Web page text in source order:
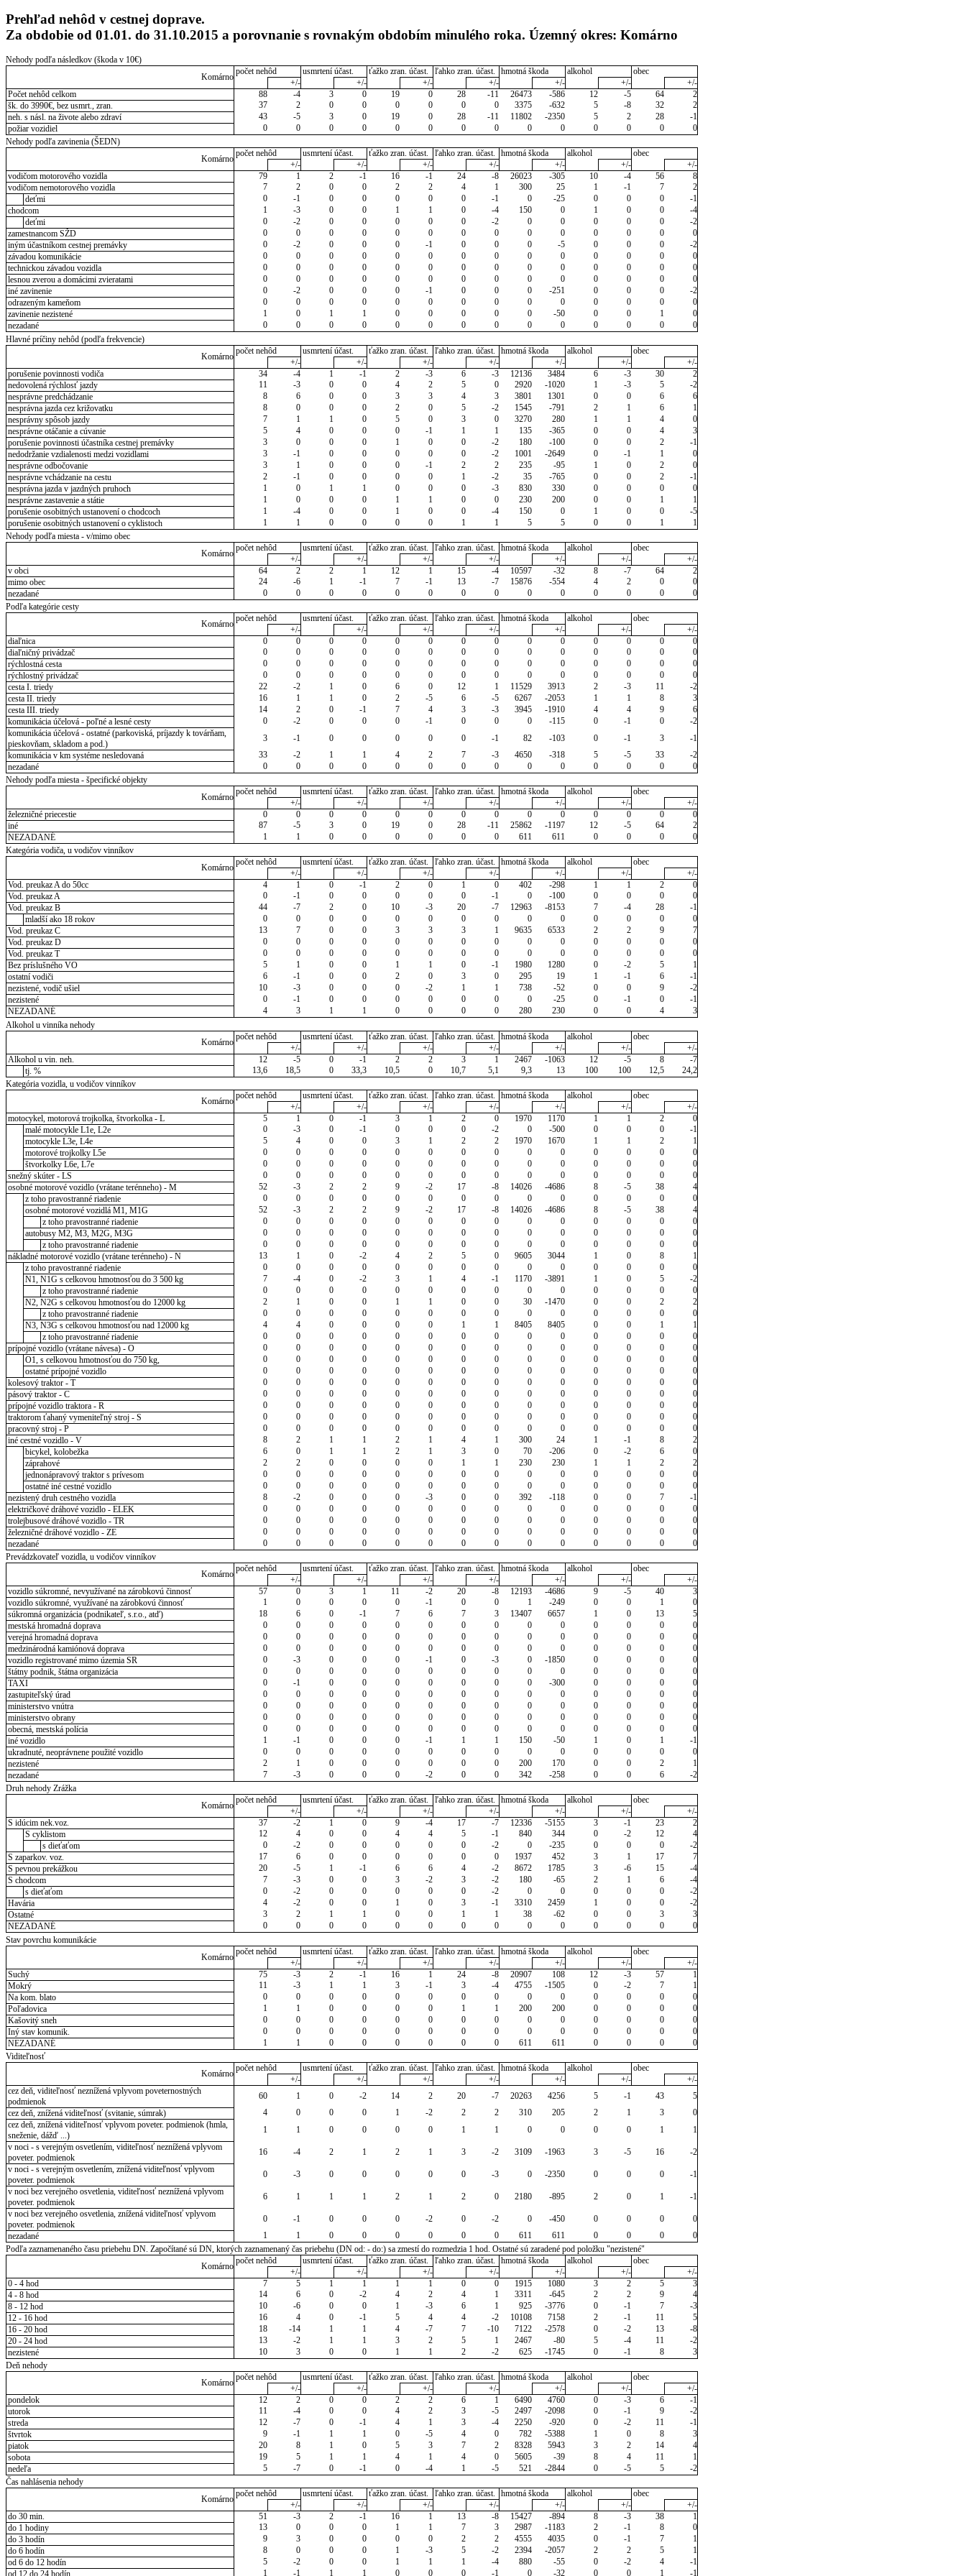
Prehľad nehôd v cestnej doprave.
Za obdobie od 01.01. do 31.10.2015 a porovnanie s rovnakým obdobím minulého roka. Územný okres: Komárno
Nehody podľa následkov (škoda v 10€)
Komárno
počet nehôd usmrtení účast. ťažko zran. účast. ľahko zran. účast. hmotná škoda alkohol
obec
+/-
+/- +/- +/- +/- +/-
+/-
Počet nehôd celkom
88 -4 3 0 19 0 28 -11 26473 -586 12 -5 64
2
šk. do 3990€, bez usmrt., zran.
37 2 0 0 0 0 0 0 3375 -632 5 -8 32
2
neh. s násl. na živote alebo zdraví
43 -5 3 0 19 0 28 -11 11802 -2350 5 2 28
-1
požiar vozidiel
0 0 0 0 0 0 0 0 0 0 0 0 0
0
Nehody podľa zavinenia (ŠEDN)
Komárno
počet nehôd usmrtení účast. ťažko zran. účast. ľahko zran. účast. hmotná škoda alkohol
obec
+/-
+/- +/- +/- +/- +/-
+/-
vodičom motorového vozidla
79 1 2 -1 16 -1 24 -8 26023 -305 10 -4 56
8
vodičom nemotorového vozidla
7 2 0 0 2 2 4 1 300 25 1 -1 7
2
deťmi
0 -1 0 0 0 0 0 -1 0 -25 0 0 0
-1
chodcom
1 -3 0 0 1 1 0 -4 150 0 1 0 0
-4
deťmi
0 -2 0 0 0 0 0 -2 0 0 0 0 0
-2
zamestnancom SŽD
0 0 0 0 0 0 0 0 0 0 0 0 0
0
iným účastníkom cestnej premávky
0 -2 0 0 0 -1 0 0 0 -5 0 0 0
-2
závadou komunikácie
0 0 0 0 0 0 0 0 0 0 0 0 0
0
technickou závadou vozidla
0 0 0 0 0 0 0 0 0 0 0 0 0
0
lesnou zverou a domácimi zvieratami
0 0 0 0 0 0 0 0 0 0 0 0 0
0
iné zavinenie
0 -2 0 0 0 -1 0 0 0 -251 0 0 0
-2
odrazeným kameňom
0 0 0 0 0 0 0 0 0 0 0 0 0
0
zavinenie nezistené
1 0 1 1 0 0 0 0 0 -50 0 0 1
0
nezadané
0 0 0 0 0 0 0 0 0 0 0 0 0
0
Hlavné príčiny nehôd (podľa frekvencie)
Komárno
počet nehôd usmrtení účast. ťažko zran. účast. ľahko zran. účast. hmotná škoda alkohol
obec
+/-
+/- +/- +/- +/- +/-
+/-
porušenie povinnosti vodiča
34 -4 1 -1 2 -3 6 -3 12136 3484 6 -3 30
2
nedovolená rýchlosť jazdy
11 -3 0 0 4 2 5 0 2920 -1020 1 -3 5
-2
nesprávne predchádzanie
8 6 0 0 3 3 4 3 3801 1301 0 0 6
6
nesprávna jazda cez križovatku
8 0 0 0 2 0 5 -2 1545 -791 2 1 6
1
nesprávny spôsob jazdy
7 1 1 0 5 0 3 0 3270 280 1 1 4
0
nesprávne otáčanie a cúvanie
5 4 0 0 0 -1 1 1 135 -365 0 0 4
3
porušenie povinnosti účastníka cestnej premávky
3 0 0 0 1 0 0 -2 180 -100 0 0 2
-1
nedodržanie vzdialenosti medzi vozidlami
3 -1 0 0 0 0 0 -2 1001 -2649 0 -1 1
0
nesprávne odbočovanie
3 1 0 0 0 -1 2 2 235 -95 1 0 2
0
nesprávne vchádzanie na cestu
2 -1 0 0 0 0 1 -2 35 -765 0 0 2
-1
nesprávna jazda v jazdných pruhoch
1 0 1 1 0 0 0 -3 830 330 0 0 0
0
nesprávne zastavenie a státie
1 0 0 0 1 1 0 0 230 200 0 0 1
1
porušenie osobitných ustanovení o chodcoch
1 -4 0 0 1 0 0 -4 150 0 1 0 0
-5
porušenie osobitných ustanovení o cyklistoch
1 1 0 0 0 0 1 1 5 5 0 0 1
1
Nehody podľa miesta - v/mimo obec
Komárno
počet nehôd usmrtení účast. ťažko zran. účast. ľahko zran. účast. hmotná škoda alkohol
obec
+/-
+/- +/- +/- +/- +/-
+/-
v obci
64 2 2 1 12 1 15 -4 10597 -32 8 -7 64
2
mimo obec
24 -6 1 -1 7 -1 13 -7 15876 -554 4 2 0
0
nezadané
0 0 0 0 0 0 0 0 0 0 0 0 0
0
Podľa kategórie cesty
Komárno
počet nehôd usmrtení účast. ťažko zran. účast. ľahko zran. účast. hmotná škoda alkohol
obec
+/-
+/- +/- +/- +/- +/-
+/-
diaľnica
0 0 0 0 0 0 0 0 0 0 0 0 0
0
diaľničný privádzač
0 0 0 0 0 0 0 0 0 0 0 0 0
0
rýchlostná cesta
0 0 0 0 0 0 0 0 0 0 0 0 0
0
rýchlostný privádzač
0 0 0 0 0 0 0 0 0 0 0 0 0
0
cesta I. triedy
22 -2 1 0 6 0 12 1 11529 3913 2 -3 11
-2
cesta II. triedy
16 1 1 0 2 -5 6 -5 6267 -2053 1 1 8
3
cesta III. triedy
14 2 0 -1 7 4 3 -3 3945 -1910 4 4 9
6
komunikácia účelová - poľné a lesné cesty
0 -2 0 0 0 -1 0 0 0 -115 0 -1 0
-2
komunikácia účelová - ostatné (parkoviská, príjazdy k továrňam,
pieskovňam, skladom a pod.)
3 -1 0 0 0 0 0 -1 82 -103 0 -1 3
-1
komunikácia v km systéme nesledovaná
33 -2 1 1 4 2 7 -3 4650 -318 5 -5 33
-2
nezadané
0 0 0 0 0 0 0 0 0 0 0 0 0
0
Nehody podľa miesta - špecifické objekty
Komárno
počet nehôd usmrtení účast. ťažko zran. účast. ľahko zran. účast. hmotná škoda alkohol
obec
+/-
+/- +/- +/- +/- +/-
+/-
železničné priecestie
0 0 0 0 0 0 0 0 0 0 0 0 0
0
iné
87 -5 3 0 19 0 28 -11 25862 -1197 12 -5 64
2
NEZADANÉ
1 1 0 0 0 0 0 0 611 611 0 0 0
0
Kategória vodiča, u vodičov vinníkov
Komárno
počet nehôd usmrtení účast. ťažko zran. účast. ľahko zran. účast. hmotná škoda alkohol
obec
+/-
+/- +/- +/- +/- +/-
+/-
Vod. preukaz A do 50cc
4 1 0 -1 2 0 1 0 402 -298 1 1 2
0
Vod. preukaz A
0 -1 0 0 0 0 0 -1 0 -100 0 0 0
0
Vod. preukaz B
44 -7 2 0 10 -3 20 -7 12963 -8153 7 -4 28
-1
mladší ako 18 rokov
0 0 0 0 0 0 0 0 0 0 0 0 0
0
Vod. preukaz C
13 7 0 0 3 3 3 1 9635 6533 2 2 9
7
Vod. preukaz D
0 0 0 0 0 0 0 0 0 0 0 0 0
0
Vod. preukaz T
0 0 0 0 0 0 0 0 0 0 0 0 0
0
Bez príslušného VO
5 1 0 0 1 1 0 -1 1980 1280 0 -2 5
1
ostatní vodiči
6 -1 0 0 2 0 3 0 295 19 1 -1 6
-1
nezistené, vodič ušiel
10 -3 0 0 0 -2 1 1 738 -52 0 0 9
-2
nezistené
0 -1 0 0 0 0 0 0 0 -25 0 -1 0
-1
NEZADANÉ
4 3 1 1 0 0 0 0 280 230 0 0 4
3
Alkohol u vinníka nehody
Komárno
počet nehôd usmrtení účast. ťažko zran. účast. ľahko zran. účast. hmotná škoda alkohol
obec
+/-
+/- +/- +/- +/- +/-
+/-
Alkohol u vin. neh.
12 -5 0 -1 2 2 3 1 2467 -1063 12 -5 8
-7
tj. %
13,6 18,5 0 33,3 10,5 0 10,7 5,1 9,3 13 100 100 12,5
24,2
Kategória vozidla, u vodičov vinníkov
Komárno
počet nehôd usmrtení účast. ťažko zran. účast. ľahko zran. účast. hmotná škoda alkohol
obec
+/-
+/- +/- +/- +/- +/-
+/-
motocykel, motorová trojkolka, štvorkolka - L
5 1 0 -1 3 1 2 0 1970 1170 1 1 2
0
malé motocykle L1e, L2e
0 -3 0 -1 0 0 0 -2 0 -500 0 0 0
-1
motocykle L3e, L4e
5 4 0 0 3 1 2 2 1970 1670 1 1 2
1
motorové trojkolky L5e
0 0 0 0 0 0 0 0 0 0 0 0 0
0
štvorkolky L6e, L7e
0 0 0 0 0 0 0 0 0 0 0 0 0
0
snežný skúter - LS
0 0 0 0 0 0 0 0 0 0 0 0 0
0
osobné motorové vozidlo (vrátane terénneho) - M
52 -3 2 2 9 -2 17 -8 14026 -4686 8 -5 38
4
z toho pravostranné riadenie
0 0 0 0 0 0 0 0 0 0 0 0 0
0
osobné motorové vozidlá M1, M1G
52 -3 2 2 9 -2 17 -8 14026 -4686 8 -5 38
4
z toho pravostranné riadenie
0 0 0 0 0 0 0 0 0 0 0 0 0
0
autobusy M2, M3, M2G, M3G
0 0 0 0 0 0 0 0 0 0 0 0 0
0
z toho pravostranné riadenie
0 0 0 0 0 0 0 0 0 0 0 0 0
0
nákladné motorové vozidlo (vrátane terénneho) - N
13 1 0 -2 4 2 5 0 9605 3044 1 0 8
1
z toho pravostranné riadenie
0 0 0 0 0 0 0 0 0 0 0 0 0
0
N1, N1G s celkovou hmotnosťou do 3 500 kg
7 -4 0 -2 3 1 4 -1 1170 -3891 1 0 5
-2
z toho pravostranné riadenie
0 0 0 0 0 0 0 0 0 0 0 0 0
0
N2, N2G s celkovou hmotnosťou do 12000 kg
2 1 0 0 1 1 0 0 30 -1470 0 0 2
2
z toho pravostranné riadenie
0 0 0 0 0 0 0 0 0 0 0 0 0
0
N3, N3G s celkovou hmotnosťou nad 12000 kg
4 4 0 0 0 0 1 1 8405 8405 0 0 1
1
z toho pravostranné riadenie
0 0 0 0 0 0 0 0 0 0 0 0 0
0
prípojné vozidlo (vrátane návesa) - O
0 0 0 0 0 0 0 0 0 0 0 0 0
0
O1, s celkovou hmotnosťou do 750 kg,
0 0 0 0 0 0 0 0 0 0 0 0 0
0
ostatné prípojné vozidlo
0 0 0 0 0 0 0 0 0 0 0 0 0
0
kolesový traktor - T
0 0 0 0 0 0 0 0 0 0 0 0 0
0
pásový traktor - C
0 0 0 0 0 0 0 0 0 0 0 0 0
0
prípojné vozidlo traktora - R
0 0 0 0 0 0 0 0 0 0 0 0 0
0
traktorom ťahaný vymeniteľný stroj - S
0 0 0 0 0 0 0 0 0 0 0 0 0
0
pracovný stroj - P
0 0 0 0 0 0 0 0 0 0 0 0 0
0
iné cestné vozidlo - V
8 2 1 1 2 1 4 1 300 24 1 -1 8
2
bicykel, kolobežka
6 0 1 1 2 1 3 0 70 -206 0 -2 6
0
záprahové
2 2 0 0 0 0 1 1 230 230 1 1 2
2
jednonápravový traktor s prívesom
0 0 0 0 0 0 0 0 0 0 0 0 0
0
ostatné iné cestné vozidlo
0 0 0 0 0 0 0 0 0 0 0 0 0
0
nezistený druh cestného vozidla
8 -2 0 0 0 -3 0 0 392 -118 0 0 7
-1
električkové dráhové vozidlo - ELEK
0 0 0 0 0 0 0 0 0 0 0 0 0
0
trolejbusové dráhové vozidlo - TR
0 0 0 0 0 0 0 0 0 0 0 0 0
0
železničné dráhové vozidlo - ZE
0 0 0 0 0 0 0 0 0 0 0 0 0
0
nezadané
0 0 0 0 0 0 0 0 0 0 0 0 0
0
Prevádzkovateľ vozidla, u vodičov vinníkov
Komárno
počet nehôd usmrtení účast. ťažko zran. účast. ľahko zran. účast. hmotná škoda alkohol
obec
+/-
+/- +/- +/- +/- +/-
+/-
vozidlo súkromné, nevyužívané na zárobkovú činnosť
57 0 3 1 11 -2 20 -8 12193 -4686 9 -5 40
3
vozidlo súkromné, využívané na zárobkovú činnosť
1 0 0 0 0 -1 0 0 1 -249 0 0 1
0
súkromná organizácia (podnikateľ, s.r.o., atď)
18 6 0 -1 7 6 7 3 13407 6657 1 0 13
5
mestská hromadná doprava
0 0 0 0 0 0 0 0 0 0 0 0 0
0
verejná hromadná doprava
0 0 0 0 0 0 0 0 0 0 0 0 0
0
medzinárodná kamiónová doprava
0 0 0 0 0 0 0 0 0 0 0 0 0
0
vozidlo registrované mimo územia SR
0 -3 0 0 0 -1 0 -3 0 -1850 0 0 0
0
štátny podnik, štátna organizácia
0 0 0 0 0 0 0 0 0 0 0 0 0
0
TAXI
0 -1 0 0 0 0 0 0 0 -300 0 0 0
0
zastupiteľský úrad
0 0 0 0 0 0 0 0 0 0 0 0 0
0
ministerstvo vnútra
0 0 0 0 0 0 0 0 0 0 0 0 0
0
ministerstvo obrany
0 0 0 0 0 0 0 0 0 0 0 0 0
0
obecná, mestská polícia
0 0 0 0 0 0 0 0 0 0 0 0 0
0
iné vozidlo
1 -1 0 0 0 -1 1 1 150 -50 1 0 1
-1
ukradnuté, neoprávnene použité vozidlo
0 0 0 0 0 0 0 0 0 0 0 0 0
0
nezistené
2 1 0 0 0 0 0 0 200 170 0 0 2
1
nezadané
7 -3 0 0 0 -2 0 0 342 -258 0 0 6
-2
Druh nehody Zrážka
Komárno
počet nehôd usmrtení účast. ťažko zran. účast. ľahko zran. účast. hmotná škoda alkohol
obec
+/-
+/- +/- +/- +/- +/-
+/-
S idúcim nek.voz.
37 -2 1 0 9 -4 17 -7 12336 -5155 3 -1 23
2
S cyklistom
12 4 0 0 4 4 5 -1 840 344 0 -2 12
4
s dieťaťom
0 -2 0 0 0 0 0 -2 0 -235 0 0 0
-2
S zaparkov. voz.
17 6 0 0 0 0 0 0 1937 452 3 1 17
7
S pevnou prekážkou
20 -5 1 -1 6 6 4 -2 8672 1785 3 -6 15
-4
S chodcom
7 -3 0 0 3 -2 3 -2 180 -65 2 1 6
-4
s dieťaťom
0 -2 0 0 0 0 0 -2 0 0 0 0 0
-2
Havária
4 -2 0 0 1 0 3 -1 3310 2459 1 0 0
-2
Ostatné
3 2 1 1 0 0 1 1 38 -62 0 0 3
3
NEZADANÉ
0 0 0 0 0 0 0 0 0 0 0 0 0
0
Stav povrchu komunikácie
Komárno
počet nehôd usmrtení účast. ťažko zran. účast. ľahko zran. účast. hmotná škoda alkohol
obec
+/-
+/- +/- +/- +/- +/-
+/-
Suchý
75 -3 2 -1 16 1 24 -8 20907 108 12 -3 57
1
Mokrý
11 -3 1 1 3 -1 3 -4 4755 -1505 0 -2 7
1
Na kom. blato
0 0 0 0 0 0 0 0 0 0 0 0 0
0
Poľadovica
1 1 0 0 0 0 1 1 200 200 0 0 0
0
Kašovitý sneh
0 0 0 0 0 0 0 0 0 0 0 0 0
0
Iný stav komunik.
0 0 0 0 0 0 0 0 0 0 0 0 0
0
NEZADANÉ
1 1 0 0 0 0 0 0 611 611 0 0 0
0
Viditeľnosť
Komárno
počet nehôd usmrtení účast. ťažko zran. účast. ľahko zran. účast. hmotná škoda alkohol
obec
+/-
+/- +/- +/- +/- +/-
+/-
cez deň, viditeľnosť neznížená vplyvom poveternostných
podmienok
60 1 0 -2 14 2 20 -7 20263 4256 5 -1 43
5
cez deň, znížená viditeľnosť (svitanie, súmrak)
4 0 0 0 1 -2 2 2 310 205 2 1 3
0
cez deň, znížená viditeľnosť vplyvom poveter. podmienok (hmla,
sneženie, dážď ...)
1 1 0 0 0 0 1 1 0 0 0 0 1
1
v noci - s verejným osvetlením, viditeľnosť neznížená vplyvom
poveter. podmienok
16 -4 2 1 2 1 3 -2 3109 -1963 3 -5 16
-2
v noci - s verejným osvetlením, znížená viditeľnosť vplyvom
poveter. podmienok
0 -3 0 0 0 0 0 -3 0 -2350 0 0 0
-1
v noci bez verejného osvetlenia, viditeľnosť neznížená vplyvom
poveter. podmienok
6 1 1 1 2 1 2 0 2180 -895 2 0 1
-1
v noci bez verejného osvetlenia, znížená viditeľnosť vplyvom
poveter. podmienok
0 -1 0 0 0 -2 0 -2 0 -450 0 0 0
0
nezadané
1 1 0 0 0 0 0 0 611 611 0 0 0
0
Podľa zaznamenaného času priebehu DN. Započítané sú DN, ktorých zaznamenaný čas priebehu (DN od: - do:) sa zmestí do rozmedzia 1 hod. Ostatné sú zaradené pod položku "nezistené"
Komárno
počet nehôd usmrtení účast. ťažko zran. účast. ľahko zran. účast. hmotná škoda alkohol
obec
+/-
+/- +/- +/- +/- +/-
+/-
0 - 4 hod
7 5 1 1 1 1 0 0 1915 1080 3 2 5
3
4 - 8 hod
14 6 0 -2 4 2 4 1 3311 -645 2 2 9
4
8 - 12 hod
10 -6 0 0 1 -3 6 1 925 -3776 0 -1 7
-3
12 - 16 hod
16 4 0 -1 5 4 4 -2 10108 7158 2 -1 11
5
16 - 20 hod
18 -14 1 1 4 -7 7 -10 7122 -2578 0 -2 13
-8
20 - 24 hod
13 -2 1 1 3 2 5 1 2467 -80 5 -4 11
-2
nezistené
10 3 0 0 1 1 2 -2 625 -1745 0 -1 8
3
Deň nehody
Komárno
počet nehôd usmrtení účast. ťažko zran. účast. ľahko zran. účast. hmotná škoda alkohol
obec
+/-
+/- +/- +/- +/- +/-
+/-
pondelok
12 2 0 0 2 2 6 1 6490 4760 0 -3 6
-1
utorok
11 -4 0 0 4 2 3 -5 2497 -2098 0 -1 9
-2
streda
12 -7 0 -1 4 1 3 -4 2250 -920 0 -2 11
-1
štvrtok
9 -1 1 1 0 -5 4 0 782 -5388 1 0 8
3
piatok
20 8 1 0 5 3 7 2 8328 5943 3 2 14
4
sobota
19 5 1 1 4 1 4 0 5605 -39 8 4 11
1
nedeľa
5 -7 0 -1 0 -4 1 -5 521 -2844 0 -5 5
-2
Čas nahlásenia nehody
Komárno
počet nehôd usmrtení účast. ťažko zran. účast. ľahko zran. účast. hmotná škoda alkohol
obec
+/-
+/- +/- +/- +/- +/-
+/-
do 30 min.
51 -3 2 -1 16 1 13 -8 15427 -894 8 -3 38
1
do 1 hodiny
13 0 0 0 1 1 7 3 2987 -1183 2 -1 8
0
do 3 hodín
9 3 0 0 0 0 2 2 4555 4035 0 -1 7
1
do 6 hodín
8 0 0 0 1 -3 5 -2 2394 -2057 2 2 5
1
od 6 do 12 hodín
5 -2 0 0 1 1 1 -4 880 -55 0 -2 4
-1
1 -1 1 1 0 0 0 -1 0 -32 0 0 1 -1